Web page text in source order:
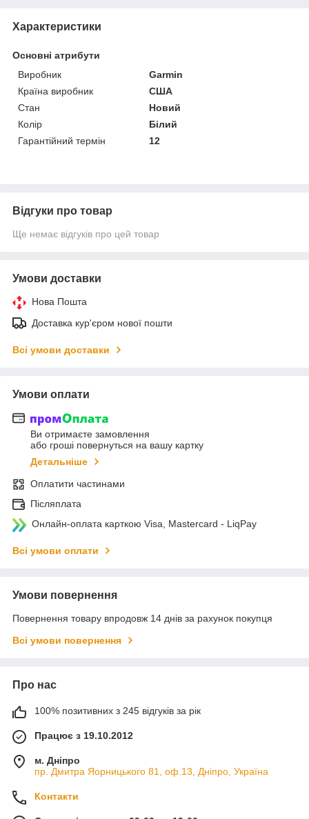
Характеристики
Основні атрибути
Виробник
Garmin
Країна виробник
США
Стан
Новий
Колір
Білий
Гарантійний термін
12
Відгуки про товар
Ще немає відгуків про цей товар
Умови доставки
Нова Пошта
Доставка кур'єром нової пошти
Всі умови доставки
Умови оплати
Ви отримаєте замовлення
або гроші повернуться на вашу картку
Детальніше
Оплатити частинами
Післяплата
Онлайн-оплата карткою Visa, Mastercard - LiqPay
Всі умови оплати
Умови повернення
Повернення товару впродовж 14 днів за рахунок покупця
Всі умови повернення
Про нас
100% позитивних з 245 відгуків за рік
Працює з 19.10.2012
м. Дніпро
пр. Дмитра Яорницького 81, оф.13, Дніпро, Україна
Контакти